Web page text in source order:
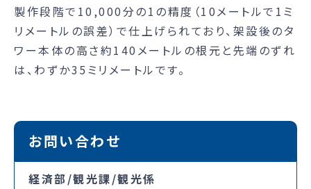
製作段階で10,000分の1の精度（10メートルで1ミ
リメートルの誤差）で仕上げられており、架設後のタ
ワー本体の高さ約140メートルの根元と先端のずれ
は、わずか35ミリメートルです。
お問い合わせ
経済部/観光課/観光係